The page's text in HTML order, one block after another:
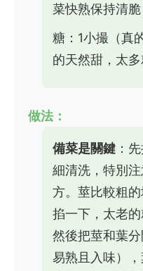
菜快熟保持清脆
糖：1小撮（真
的天然甜，太多
做法：
備菜是關鍵 ：
細清洗，特別
方。莖比較粗
掐一下，太老的
然後把莖和葉
易熟且入味）